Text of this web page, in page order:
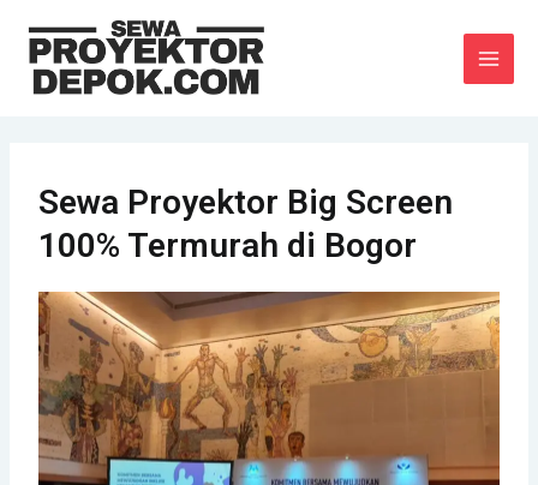
konten
Sewa Proyektor Big Screen
100% Termurah di Bogor